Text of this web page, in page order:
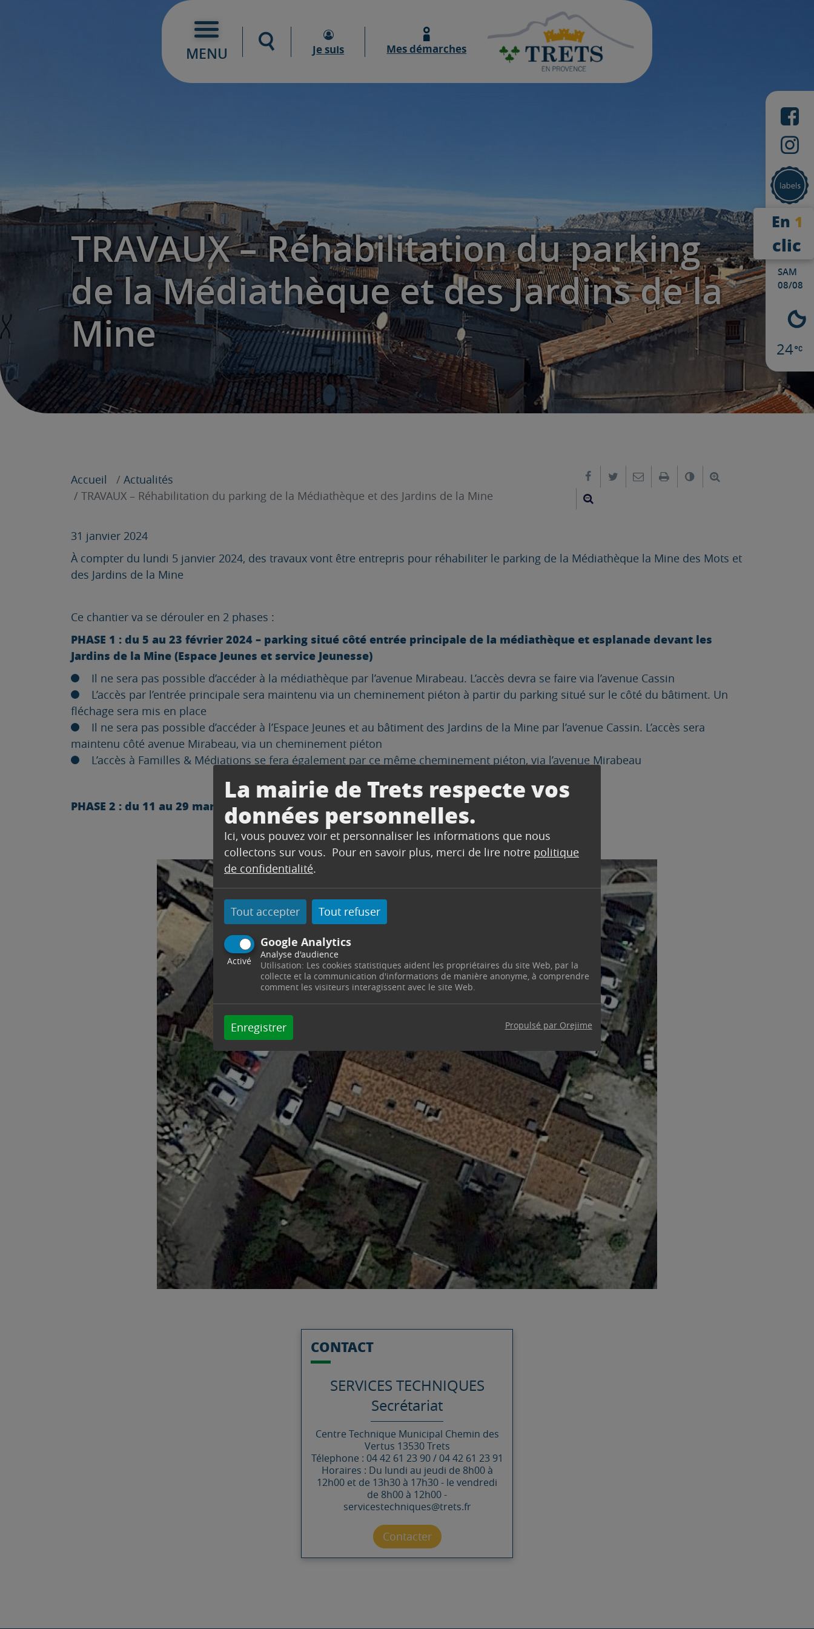
La mairie de Trets respecte vos
données personnelles.
Ici, vous pouvez voir et personnaliser les informations que nous
collectons sur vous. Pour en savoir plus, merci de lire notre politique
de confidentialité.
Tout accepter Tout refuser
Google Analytics
Activé
Analyse d'audience
Utilisation: Les cookies statistiques aident les propriétaires du site Web, par la
collecte et la communication d'informations de manière anonyme, à comprendre
comment les visiteurs interagissent avec le site Web.
Enregistrer Propulsé par Orejime
MENU
Moteur de recherche
Je suis Mes démarches
En 1
clic
SAM
08/08
24
TRAVAUX – Réhabilitation du parking
de la Médiathèque et des Jardins de la
Mine
Accueil
Actualités
TRAVAUX – Réhabilitation du parking de la Médiathèque et des Jardins de la Mine
Partager sur Facebook
Partager sur Twitter
Envoyer par e-mail
ImprimerChanger le contraste
31 janvier 2024
À compter du lundi 5 janvier 2024, des travaux vont être entrepris pour réhabiliter le parking de la Médiathèque la Mine des Mots et
des Jardins de la Mine
Ce chantier va se dérouler en 2 phases :
PHASE 1 : du 5 au 23 février 2024 – parking situé côté entrée principale de la médiathèqueet esplanade devant les
Jardins de la Mine (Espace Jeunes et service Jeunesse)
Il ne sera pas possible d’accéder à la médiathèque par l’avenue Mirabeau. L’accès devra se faire via l’avenue Cassin
L’accès par l’entrée principale sera maintenu via un cheminement piéton à partir du parking situé sur le côté du bâtiment. Un
fléchage sera mis en place
Il ne sera pas possible d’accéder à l’Espace Jeunes et au bâtiment des Jardins de la Mine par l’avenue Cassin. L’accès sera
maintenu côté avenue Mirabeau, via un cheminement piéton
L’accès à Familles & Médiations se fera également par ce même cheminement piéton, via l’avenue Mirabeau
PHASE 2 : du 11 au 29 mars 2024 – parking situé sur l’arrière de la médiathèque
CONTACT
SERVICES TECHNIQUES
Secrétariat
Centre Technique Municipal Chemin des
Vertus 13530 Trets
Télephone : 04 42 61 23 90 / 04 42 61 23 91
Horaires : Du lundi au jeudi de 8h00 à
12h00 et de 13h30 à 17h30 - le vendredi
de 8h00 à 12h00 -
servicestechniques@trets.fr
Contacter par mail
Contacter